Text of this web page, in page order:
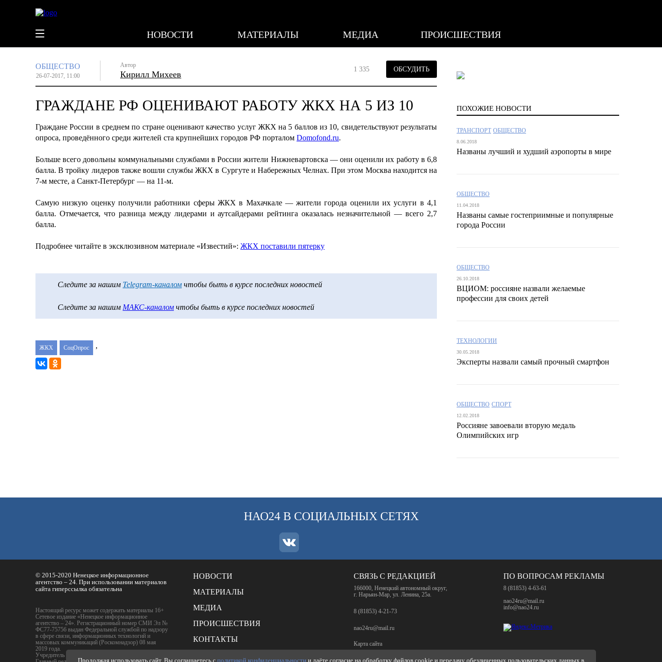
Продолжая использовать сайт, Вы соглашаетесь с политикой конфиденциальностии даёте согласие на обработку файлов cookie и передачу обезличенных пользовательских данных в
НОВОСТИ МАТЕРИАЛЫ МЕДИА ПРОИСШЕСТВИЯ
ОБЩЕСТВО
26-07-2017, 11:00
Автор
Кирилл Михеев
1 335 ОБСУДИТЬ
ГРАЖДАНЕ РФ ОЦЕНИВАЮТ РАБОТУ ЖКХ НА 5 ИЗ 10
Граждане России в среднем по стране оценивают качество услуг ЖКХ на 5 баллов из 10, свидетельствуют результаты
опроса, проведённого среди жителей ста крупнейших городов РФ порталом Domofond.ru.
Больше всего довольны коммунальными службами в России жители Нижневартовска — они оценили их работу в 6,8
балла. В тройку лидеров также вошли службы ЖКХ в Сургуте и Набережных Челнах. При этом Москва находится на
7-м месте, а Санкт-Петербург — на 11-м.
Самую низкую оценку получили работники сферы ЖКХ в Махачкале — жители города оценили их услуги в 4,1
балла. Отмечается, что разница между лидерами и аутсайдерами рейтинга оказалась незначительной — всего 2,7
балла.
Подробнее читайте в эксклюзивном материале «Известий»: ЖКХ поставили пятерку
Следите за нашим Telegram-каналом чтобы быть в курсе последних новостей
Следите за нашим МАКС-каналом чтобы быть в курсе последних новостей
ЖКХ ,
СоцОпрос
ПОХОЖИЕ НОВОСТИ
ТРАНСПОРТ ОБЩЕСТВО
8.06.2018
Названы лучший и худший аэропорты в мире
ОБЩЕСТВО
11.04.2018
Названы самые гостеприимные и популярные
города России
ОБЩЕСТВО
26.10.2018
ВЦИОМ: россияне назвали желаемые
профессии для своих детей
ТЕХНОЛОГИИ
30.05.2018
Эксперты назвали самый прочный смартфон
ОБЩЕСТВО СПОРТ
12.02.2018
Россияне завоевали вторую медаль
Олимпийских игр
НАО24 В СОЦИАЛЬНЫХ СЕТЯХ
© 2015-2020 Ненецкое информационное
агентство – 24. При использовании материалов
сайта гиперссылка обязательна
Настоящий ресурс может содержать материалы 16+
Сетевое издание «Ненецкое информационное
агентство – 24». Регистрационный номер СМИ Эл №
ФС77-75756 выдан Федеральной службой по надзору
в сфере связи, информационных технологий и
массовых коммуникаций (Роскомнадзор) 08 мая
2019 года.
Учредитель - ГБУ НАО "Издательский дом НАО"
НОВОСТИ
МАТЕРИАЛЫ
МЕДИА
ПРОИСШЕСТВИЯ
КОНТАКТЫ
СВЯЗЬ С РЕДАКЦИЕЙ
166000, Ненецкий автономный округ,
г. Нарьян-Мар, ул. Ленина, 25а.
8 (81853) 4-21-73
nao24ru@mail.ru
Карта сайта
RSS-лента
ПО ВОПРОСАМ РЕКЛАМЫ
8 (81853) 4-63-61
nao24ru@mail.ru
info@nao24.ru